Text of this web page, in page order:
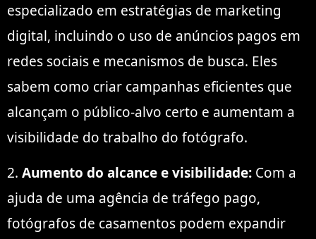
especializado em estratégias de marketing
digital, incluindo o uso de anúncios pagos em
redes sociais e mecanismos de busca. Eles
sabem como criar campanhas eficientes que
alcançam o público-alvo certo e aumentam a
visibilidade do trabalho do fotógrafo.
2. Aumento do alcance e visibilidade: Com a
ajuda de uma agência de tráfego pago,
fotógrafos de casamentos podem expandir